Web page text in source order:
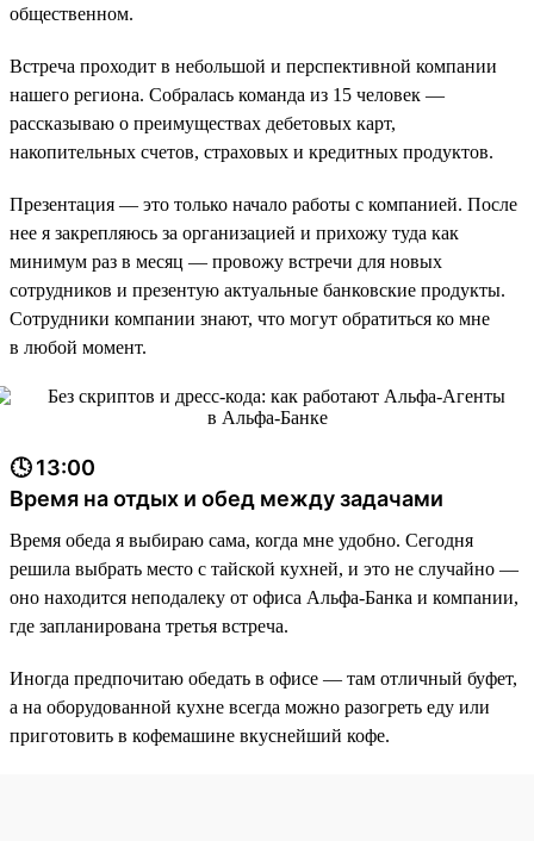
общественном.
Встреча проходит в небольшой и перспективной компании
нашего региона. Собралась команда из 15 человек —
рассказываю о преимуществах дебетовых карт,
накопительных счетов, страховых и кредитных продуктов.
Презентация — это только начало работы с компанией. После
нее я закрепляюсь за организацией и прихожу туда как
минимум раз в месяц — провожу встречи для новых
сотрудников и презентую актуальные банковские продукты.
Сотрудники компании знают, что могут обратиться ко мне
в любой момент.
🕓 13:00
Время на отдых и обед между задачами
Время обеда я выбираю сама, когда мне удобно. Сегодня
решила выбрать место с тайской кухней, и это не случайно —
оно находится неподалеку от офиса Альфа-Банка и компании,
где запланирована третья встреча.
Иногда предпочитаю обедать в офисе — там отличный буфет,
а на оборудованной кухне всегда можно разогреть еду или
приготовить в кофемашине вкуснейший кофе.